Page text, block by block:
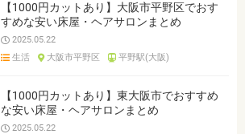
【1000円カットあり】大阪市平野区でおす
すめな安い床屋・ヘアサロンまとめ
2025.05.22
生活
大阪市平野区 平野駅(大阪)
【1000円カットあり】東大阪市でおすすめ
な安い床屋・ヘアサロンまとめ
2025.05.22